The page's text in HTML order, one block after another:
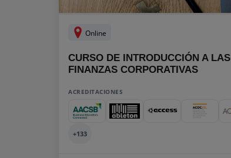
Online
CURSO DE INTRODUCCIÓN A LAS
FINANZAS CORPORATIVAS
ACREDITACIONES
+133